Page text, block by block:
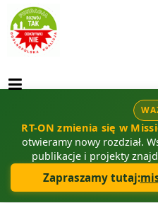
RT-ON zmienia się w
otwieramy nowy rozdział.
publikacje i projekty
Zapraszamy tutaj: